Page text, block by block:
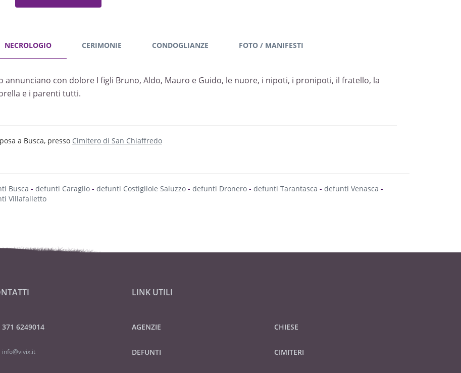
NECROLOGIO CERIMONIE CONDOGLIANZE FOTO / MANIFESTI
annunciano con dolore I figli Bruno, Aldo, Mauro e Guido, le nuore, i nipoti, i pronipoti, il fratello, la
e i parenti tutti.
a Busca, presso Cimitero di San Chiaffredo
Busca - defunti Caraglio- defunti Costigliole Saluzzo- defunti Dronero- defunti Tarantasca - defunti Venasca -
Villafalletto
371 6249014
info@vivix.it
LINK UTILI
AGENZIE
DEFUNTI
CHIESE
CIMITERI